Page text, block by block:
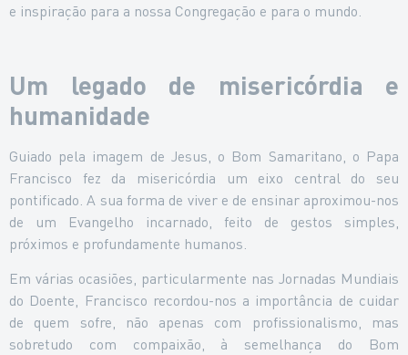
e inspiração para a nossa Congregação e para o mundo.
Um legado de misericórdia e
humanidade
Guiado pela imagem de Jesus, o Bom Samaritano, o Papa
Francisco fez da misericórdia um eixo central do seu
pontificado. A sua forma de viver e de ensinar aproximou-nos
de um Evangelho incarnado, feito de gestos simples,
próximos e profundamente humanos.
Em várias ocasiões, particularmente nas Jornadas Mundiais
do Doente, Francisco recordou-nos a importância de cuidar
de quem sofre, não apenas com profissionalismo, mas
sobretudo com compaixão, à semelhança do Bom